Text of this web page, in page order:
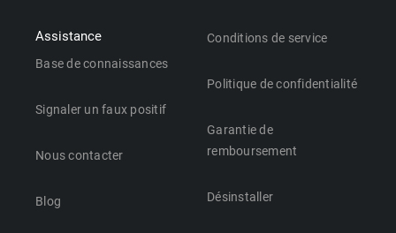
Assistance
Base de connaissances
Signaler un faux positif
Nous contacter
Blog
Conditions de service
Politique de confidentialité
Garantie de
remboursement
Désinstaller